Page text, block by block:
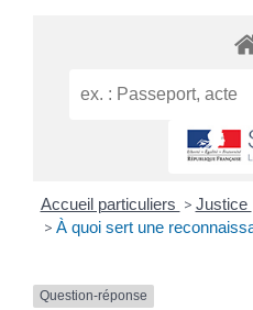
Accueil particuliers > Justice
> À quoi sert une
Question-réponse